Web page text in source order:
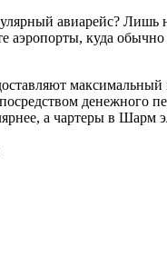
авиарейс?
куда
денежного
а чартеры в